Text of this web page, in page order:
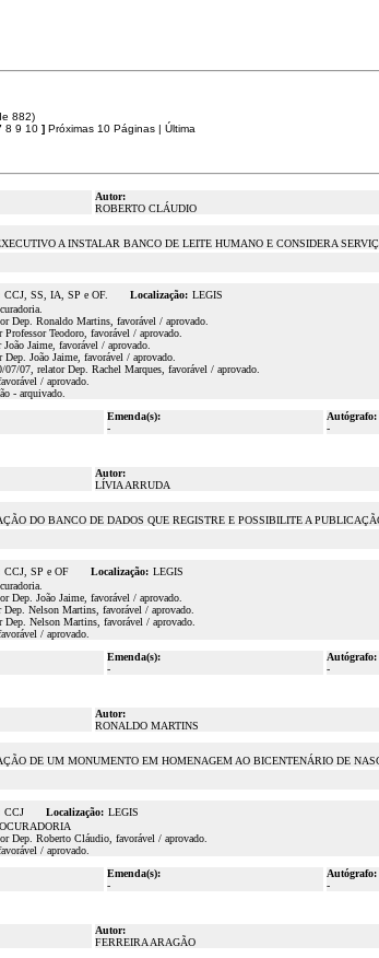
882)
8 9 10 ] Próximas 10 Páginas | Última
Autor:
ROBERTO CLÁUDIO
A INSTALAR BANCO DE LEITE HUMANO E CONSIDERA
CCJ, SS, IA, SP e OF. Localização: LEGIS
Dep. Ronaldo Martins, favorável / aprovado.
Teodoro, favorável / aprovado.
Jaime, favorável / aprovado.
João Jaime, favorável / aprovado.
07, relator Dep. Rachel Marques, favorável / aprovado.
/ aprovado.
- arquivado.
Emenda(s):
-
Autógrafo:
-
Autor:
LÍVIA ARRUDA
DO BANCO DE DADOS QUE REGISTRE E POSSIBILITE A
CCJ, SP e OF Localização: LEGIS
Dep. João Jaime, favorável / aprovado.
Nelson Martins, favorável / aprovado.
Nelson Martins, favorável / aprovado.
/ aprovado.
Emenda(s):
-
Autógrafo:
-
Autor:
RONALDO MARTINS
DE UM MONUMENTO EM HOMENAGEM AO BICENTENÁRIO DE
CCJ Localização: LEGIS
Dep. Roberto Cláudio, favorável / aprovado.
/ aprovado.
Emenda(s):
-
Autógrafo:
-
Autor:
FERREIRA ARAGÃO